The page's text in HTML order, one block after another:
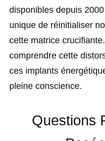
disponibles depuis
unique de réinitialiser
cette matrice
comprendre cette
ces implants
pleine conscience.
Questions